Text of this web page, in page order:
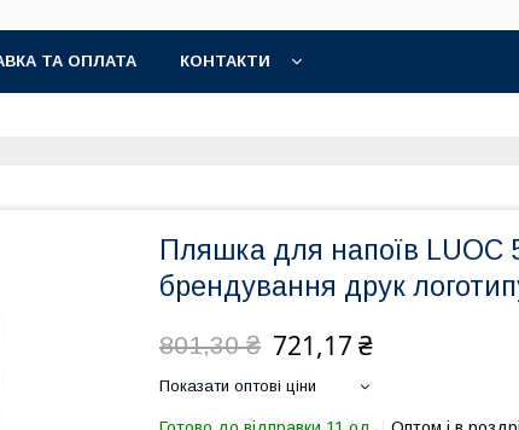
ТА ОПЛАТА КОНТАКТИ
Пляшка для напоїв LUOC
брендування друк
801,30 ₴ 721,17 ₴
Показати оптові ціни